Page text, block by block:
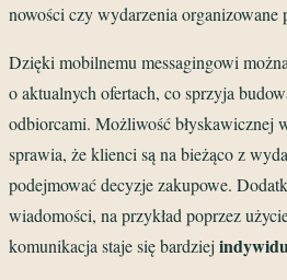
nowości czy wydarzenia organizowane
Dzięki mobilnemu messagingowi
o aktualnych ofertach, co sprzyja
odbiorcami. Możliwość błyskawicznej
sprawia, że klienci są na bieżąco z
podejmować decyzje zakupowe.
wiadomości, na przykład poprzez
komunikacja staje się bardziej